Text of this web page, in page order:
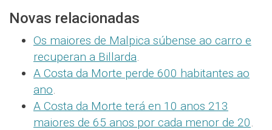
Novas relacionadas
Os maiores de Malpica súbense ao carro e
recuperan a Billarda.
A Costa da Morte perde 600 habitantes ao
ano.
A Costa da Morte terá en 10 anos 213
maiores de 65 anos por cada menor de 20.